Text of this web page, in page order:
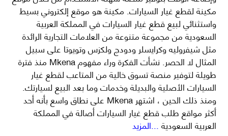
مكينة لقطع غيار السيارات. مكينة هو موقع إلكتروني بسيط
واستثنائي لبيع قطع غيار السيارات في المملكة العربية
السعودية من مجموعة متنوعة من العلامات التجارية الرائدة
مثل شيفروليه وكرايسلر ودودج ولكزس وتويوتا على سبيل
المثال لا الحصر. نشأت الفكرة وراء مفهوم Mkena منذ فترة
طويلة لتوفير منصة تسوق خالية من المتاعب لقطع غيار
السيارات الأصلية والبديلة وخدمات وما بعد البيع لسيارتك.
ومنذ ذلك الحين ، اشتهر Mkena على نطاق واسع بأنه أحد
أكثر مواقع طلب قطع غيار السيارات أصالة في المملكة
العربية السعودية...المزيد